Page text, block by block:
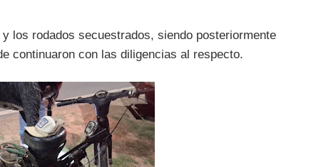
los rodados secuestrados, siendo posteriormente
continuaron con las diligencias al respecto.